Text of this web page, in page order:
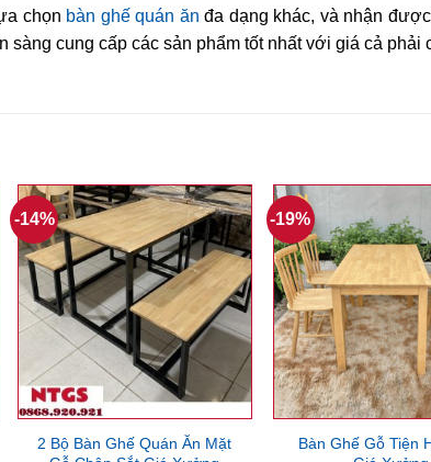
chọn bàn ghế quán ăn đa dạng khác, và nhận
cung cấp các sản phẩm tốt nhất với giá cả phải
-14%
2 Bộ Bàn Ghế Quán Ăn Mặt
-19%
Bàn Ghế Gỗ Tiện